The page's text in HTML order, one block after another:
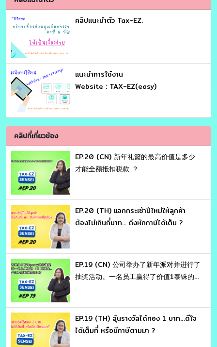
คลิปแนะนำตัว Tax-EZ.
เเนะนำการใช้งาน
Website : TAX-EZ(easy)
คลิปที่เกี่ยวข้อง
EP.20 (CN) 新年礼篮的最高价值是多少
才能全额抵扣税款 ？
EP.20 (TH) แจกกระเช้าปีใหม่ให้ลูกค้า
ต้องไม่เกินกี่บาท... ถึงหักภาษีได้เต็ม ?
EP.19 (CN) 公司举办了新年派对并进行了
抽奖活动。一名员工赢得了价值1泰铢的
EP.19 (TH) ลุ้นรางวัลได้ทอง 1 บาท…ดีใจ
ได้เต็มที่ หรือมีภาษีตามมา ?